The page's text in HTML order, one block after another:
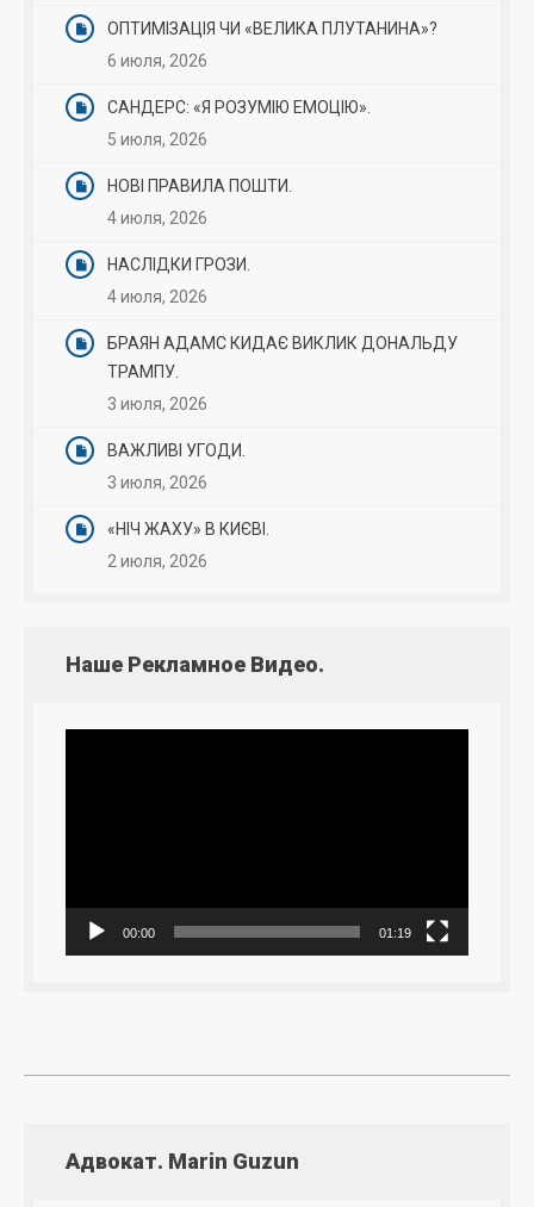
ОПТИМІЗАЦІЯ ЧИ «ВЕЛИКА ПЛУТАНИНА»?
6 июля, 2026
САНДЕРС: «Я РОЗУМІЮ ЕМОЦІЮ».
5 июля, 2026
НОВІ ПРАВИЛА ПОШТИ.
4 июля, 2026
НАСЛІДКИ ГРОЗИ.
4 июля, 2026
БРАЯН АДАМС КИДАЄ ВИКЛИК ДОНАЛЬДУ
ТРАМПУ.
3 июля, 2026
ВАЖЛИВІ УГОДИ.
3 июля, 2026
«НІЧ ЖАХУ» В КИЄВІ.
2 июля, 2026
Наше Рекламное Видео.
00:00 01:19
Адвокат. Marin Guzun